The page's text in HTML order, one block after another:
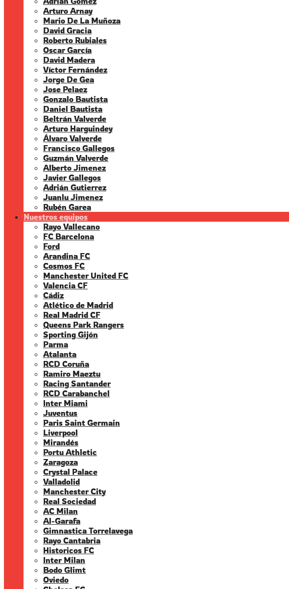
Arturo Arnay
Mario De La Muñoza
David Gracia
Roberto Rubiales
Oscar García
David Madera
Víctor Fernández
Jorge De Gea
Jose Pelaez
Gonzalo Bautista
Daniel Bautista
Beltrán Valverde
Arturo Harguindey
Álvaro Valverde
Francisco Gallegos
Guzmán Valverde
Alberto Jimenez
Javier Gallegos
Adrián Gutierrez
Juanlu Jimenez
Rubén Garea
Nuestros equipos
Rayo Vallecano
FC Barcelona
Ford
Arandina FC
Cosmos FC
Manchester United FC
Valencia CF
Cádiz
Atlético de Madrid
Real Madrid CF
Queens Park Rangers
Sporting Gijón
Parma
Atalanta
RCD Coruña
Ramiro Maeztu
Racing Santander
RCD Carabanchel
Inter Miami
Juventus
Paris Saint Germain
Liverpool
Mirandés
Portu Athletic
Zaragoza
Crystal Palace
Valladolid
Manchester City
Real Sociedad
AC Milan
Al-Garafa
Gimnastica Torrelavega
Rayo Cantabria
Historicos FC
Inter Milan
Bodo Glimt
Oviedo